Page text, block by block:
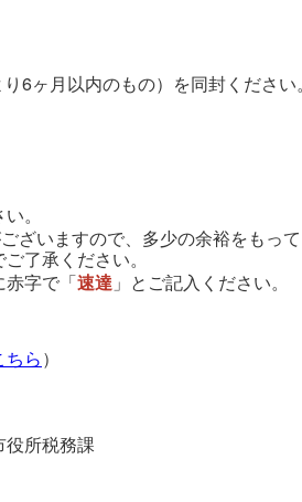
り6ヶ月以内のもの）を同封ください
。
ざいますので、多少の余裕をもっ
了承ください。
字で「速達 」とご記入ください。
ちら）
所税務課